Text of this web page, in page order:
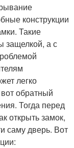
конструкции
Такие
защелкой, а с
легко
вот обратный
Тогда перед
открыть замок,
саму дверь. Вот